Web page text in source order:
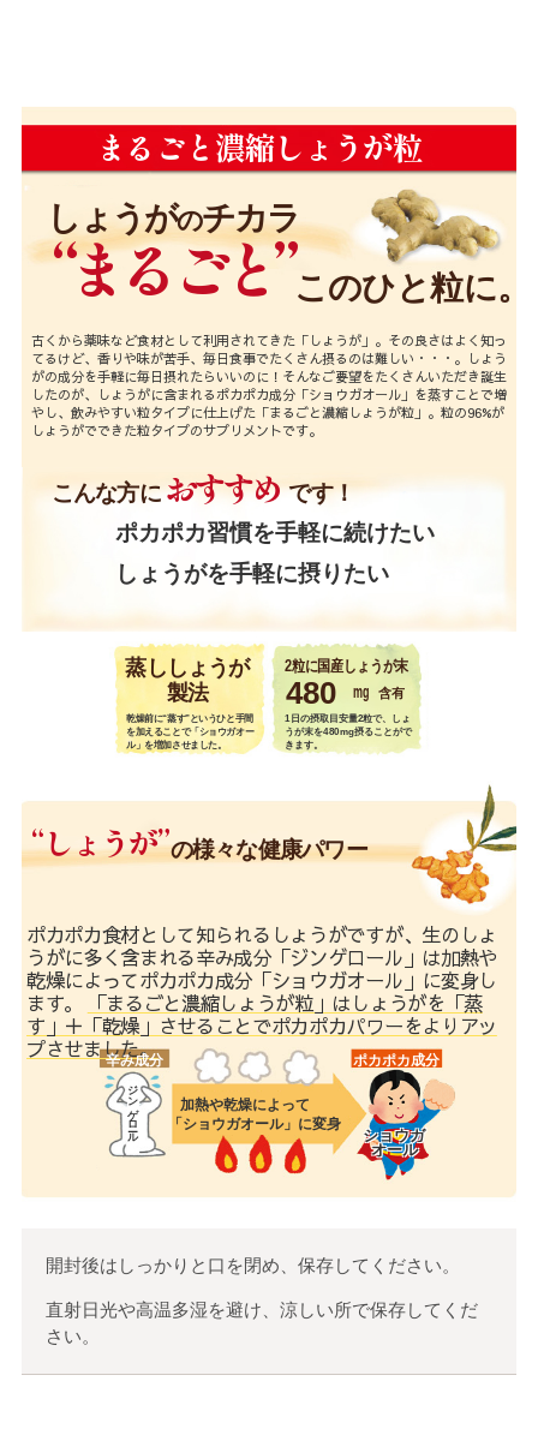
まるごと濃縮しょうが粒
しょうがのチカラ
“まるごと” このひと粒に。
古くから薬味など食材として利用されてきた「しょうが」。その良さはよく知っ
てるけど、香りや味が苦手、毎日食事でたくさん摂るのは難しい・・・。しょう
がの成分を手軽に毎日摂れたらいいのに！そんなご要望をたくさんいただき誕生
したのが、しょうがに含まれるポカポカ成分「ショウガオール」を蒸すことで増
やし、飲みやすい粒タイプに仕上げた「まるごと濃縮しょうが粒」。粒の96%が
しょうがでできた粒タイプのサプリメントです。
こんな方におすすめ です！
ポカポカ習慣を手軽に続けたい
しょうがを手軽に摂りたい
蒸ししょうが
製法
乾燥前に“蒸す”というひと手間
を加えることで「ショウガオー
ル」を増加させました。
2粒に国産しょうが末
480 mg 含有
1日の摂取目安量2粒で、しょ
うが末を480mg摂ることがで
きます。
“しょうが”の様々な健康パワー
ポカポカ食材として知られるしょうがですが、生のしょ
うがに多く含まれる辛み成分「ジンゲロール」は加熱や
乾燥によってポカポカ成分「ショウガオール」に変身し
ます。
「まるごと濃縮しょうが粒」はしょうがを「蒸
す」＋「乾燥」させることでポカポカパワーをよりアッ
プさせました。
辛み成分
ジンゲロール
加熱や乾燥によって
「ショウガオール」に変身
ポカポカ成分
ショウガ
オール
開封後はしっかりと口を閉め、保存してください。
直射日光や高温多湿を避け、涼しい所で保存してくだ
さい。